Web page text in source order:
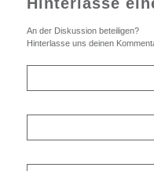
An der Diskussion beteiligen?
Hinterlasse uns deinen